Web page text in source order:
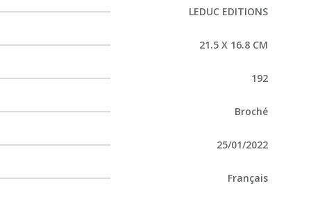
LEDUC EDITIONS
21.5 X 16.8 CM
192
Broché
25/01/2022
Français